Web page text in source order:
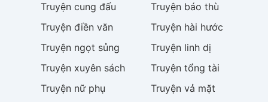
Truyện cung đấu Truyện báo thù
Truyện điền văn Truyện hài hước
Truyện ngọt sủng Truyện linh dị
Truyện xuyên sách Truyện tổng tài
Truyện nữ phụ Truyện vả mặt